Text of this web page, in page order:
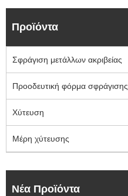
Προϊόντα
Σφράγιση μετάλλων ακριβείας
Προοδευτική φόρμα σφράγισης
Χύτευση
Μέρη χύτευσης
Νέα Προϊόντα